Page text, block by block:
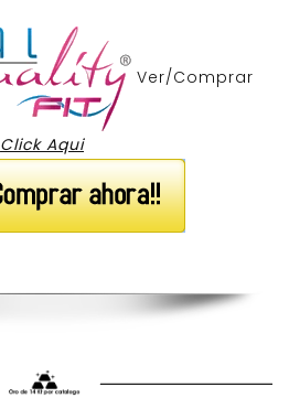
Ver/Comprar
Click Aqui